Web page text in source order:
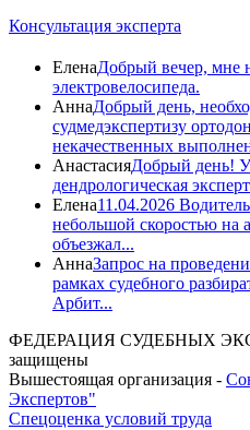
Консультация эксперта
ЕленаДобрый вечер, мне
электровелосипеда.
АннаДобрый день,
судмедэкспертизу
некачественных
АнастасияДобрый день!
дендрологическая
Елена11.04.2026
небольшой скоростью на
объезжал...
АннаЗапрос на
рамках судебного
Арбит...
ФЕДЕРАЦИЯ СУДЕБНЫХ
защищены
Вышестоящая организация -
Экспертов"
Спецоценка условий труда